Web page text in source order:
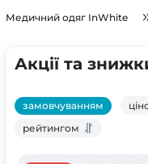
Медичний одяг InWhite
Акції та
замовчуванням
рейтингом